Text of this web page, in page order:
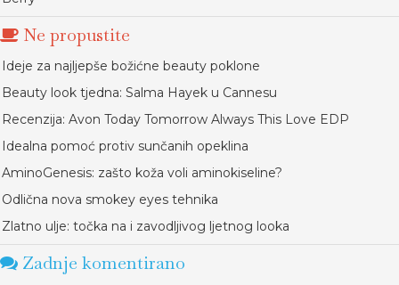
Ne propustite
Ideje za najljepše božićne beauty poklone
Beauty look tjedna: Salma Hayek u Cannesu
Recenzija: Avon Today Tomorrow Always This Love EDP
Idealna pomoć protiv sunčanih opeklina
AminoGenesis: zašto koža voli aminokiseline?
Odlična nova smokey eyes tehnika
Zlatno ulje: točka na i zavodljivog ljetnog looka
Zadnje komentirano